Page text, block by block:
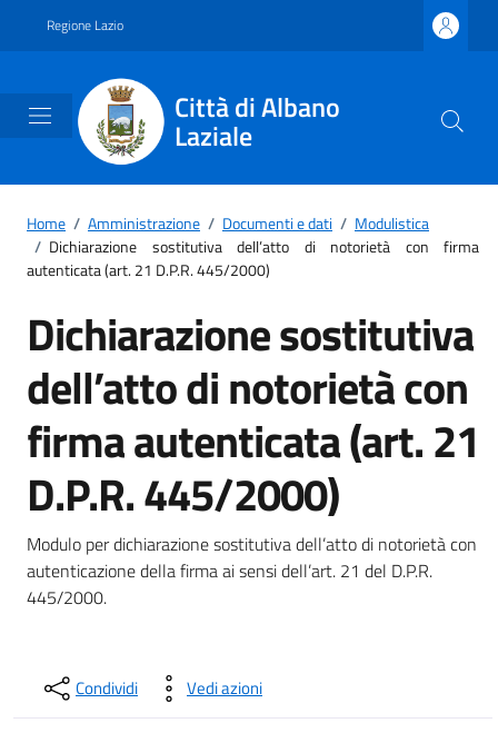
Regione Lazio
Città di Albano
Laziale
Home / Amministrazione / Documenti e dati / Modulistica
/ Dichiarazione sostitutiva dell’atto di notorietà con firma
autenticata (art. 21 D.P.R. 445/2000)
Dichiarazione sostitutiva
dell’atto di notorietà con
firma autenticata (art. 21
D.P.R. 445/2000)
Dettagli del documento
Modulo per dichiarazione sostitutiva dell’atto di notorietà con
autenticazione della firma ai sensi dell’art. 21 del D.P.R.
445/2000.
Condividi Vedi azioni